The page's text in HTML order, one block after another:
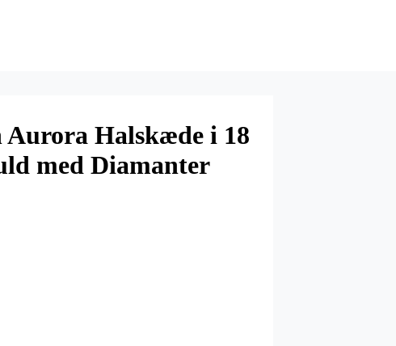
Aurora Halskæde i 18
med Diamanter